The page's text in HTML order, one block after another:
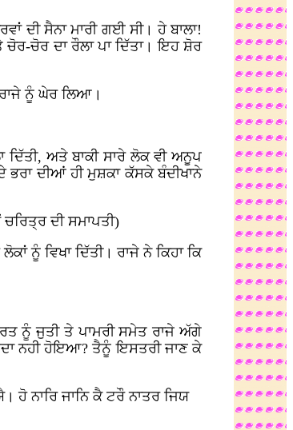
ਦੀ ਸੈਨਾ ਮਾਰੀ ਗਈ ਸੀ। ਹੇ ਬਾਲਾ!
ਚੋਰ ਦਾ ਰੌਲਾ ਪਾ ਦਿੱਤਾ। ਇਹ ਸ਼ੋਰ
ਰਾਜੇ ਨੂੰ ਘੇਰ ਲਿਆ।
ਅਤੇ ਬਾਕੀ ਸਾਰੇ ਲੋਕ ਵੀ ਅਨੂਪ
ਦੀਆਂ ਹੀ ਮੁਸ਼ਕਾ ਕੱਸਕੇ ਬੰਦੀਖਾਨੇ
ਦੀ ਸਮਾਪਤੀ)
ਨੂੰ ਵਿਖਾ ਦਿੱਤੀ। ਰਾਜੇ ਨੇ ਕਿਹਾ ਕਿ
ਨੂੰ ਜੁਤੀ ਤੇ ਪਾਮਰੀ ਸਮੇਤ ਰਾਜੇ ਅੱਗੇ
ਨਹੀ ਹੋਇਆ? ਤੈਨੂੰ ਇਸਤਰੀ ਜਾਣ ਕੇ
ਹੋ ਨਾਰਿ ਜਾਨਿ ਕੈ ਟਰੌ ਨਾਤਰ ਜਿਯ